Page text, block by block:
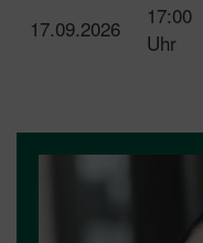
17.09.2026
17:00
Uhr